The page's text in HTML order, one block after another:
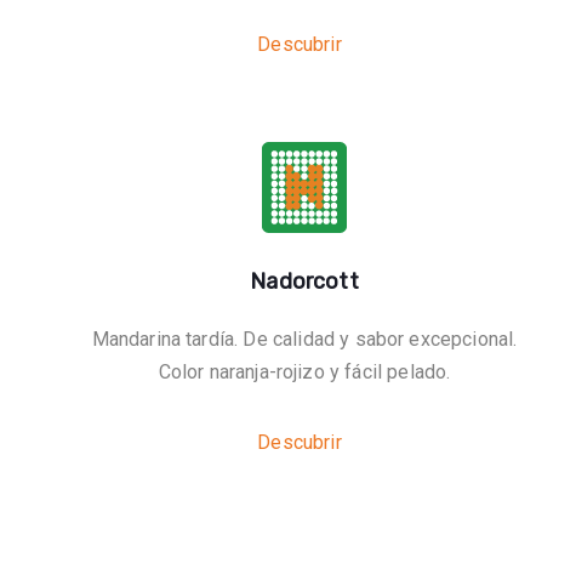
Descubrir
Nadorcott
Mandarina tardía. De calidad y sabor excepcional.
Color naranja-rojizo y fácil pelado.
Descubrir